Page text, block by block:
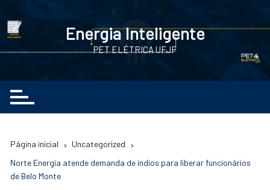
para
conteúdo
Energia Inteligente
PET ELÉTRICA UFJF
Página inicial
Uncategorized
Norte Energia atende demanda de índios para liberar funcionários
de Belo Monte